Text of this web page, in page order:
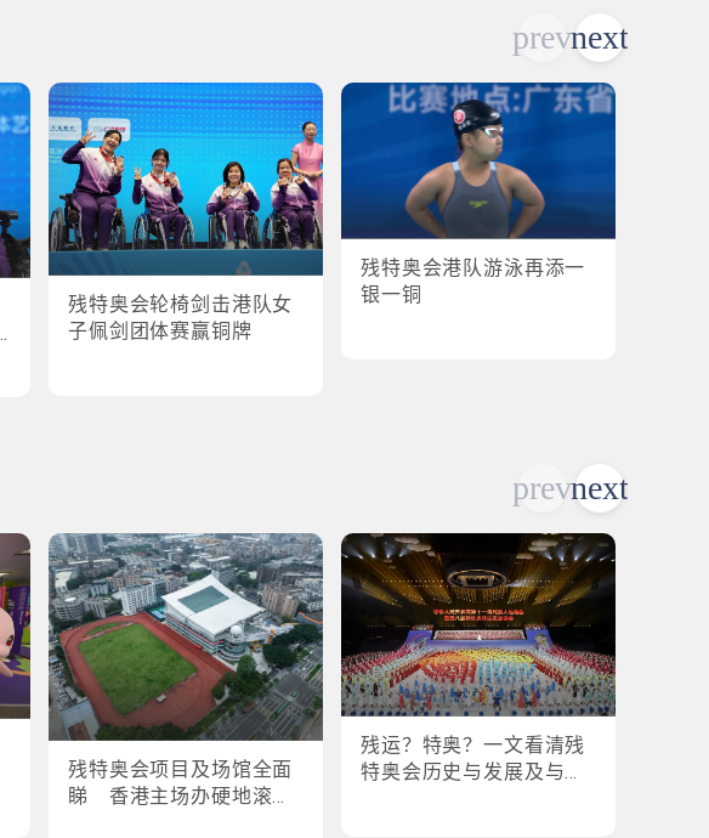
残特奥会轮椅剑击港队女
子佩剑团体赛赢铜牌
残特奥会港队游泳再添一
银一铜
残特奥会项目及场馆全面
睇 香港主场办硬地滚球
残运？特奥？一文看清残
特奥会历史与发展及与全